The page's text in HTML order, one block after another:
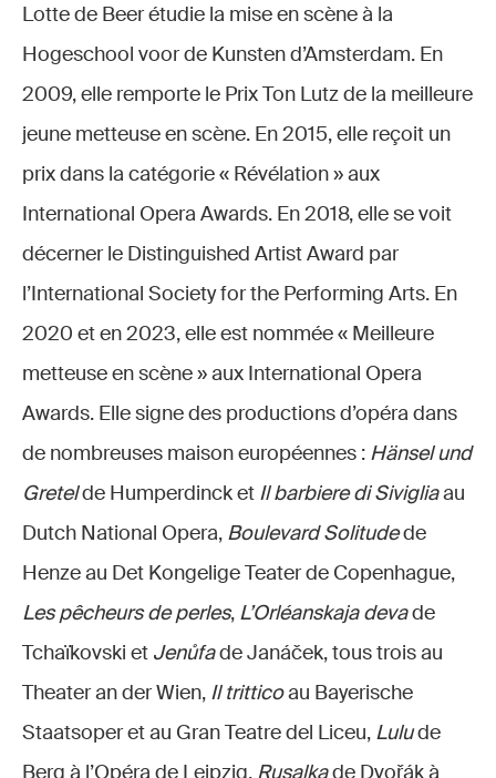
Lotte de Beer étudie la mise en scène à la
Hogeschool voor de Kunsten d’Amsterdam. En
2009, elle remporte le Prix Ton Lutz de la meilleure
jeune metteuse en scène. En 2015, elle reçoit un
prix dans la catégorie « Révélation » aux
International Opera Awards. En 2018, elle se voit
décerner le Distinguished Artist Award par
l’International Society for the Performing Arts. En
2020 et en 2023, elle est nommée « Meilleure
metteuse en scène » aux International Opera
Awards. Elle signe des productions d’opéra dans
de nombreuses maison européennes : Hänsel und
Gretelde Humperdinck et Il barbiere di Sivigliaau
Dutch National Opera, Boulevard Solitudede
Henze au Det Kongelige Teater de Copenhague,
Les pêcheurs de perles, L’Orléanskaja devade
Tchaïkovski et Jenůfade Janáček, tous trois au
Theater an der Wien, Il tritticoau Bayerische
Staatsoper et au Gran Teatre del Liceu, Lulude
Berg à l’Opéra de Leipzig, Rusalkade Dvořák à